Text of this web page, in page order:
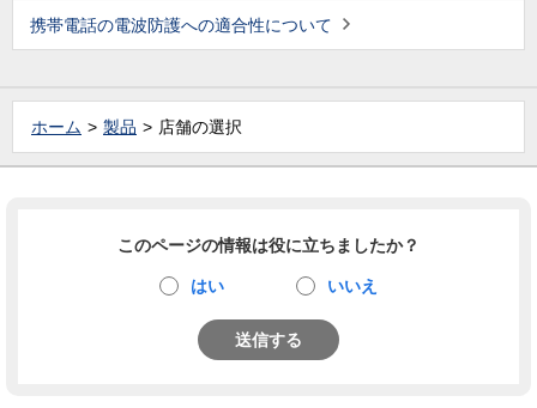
携帯電話の電波防護への適合性について
ホーム 製品 店舗の選択
このページの情報は役に立ちましたか？
はい いいえ
送信する